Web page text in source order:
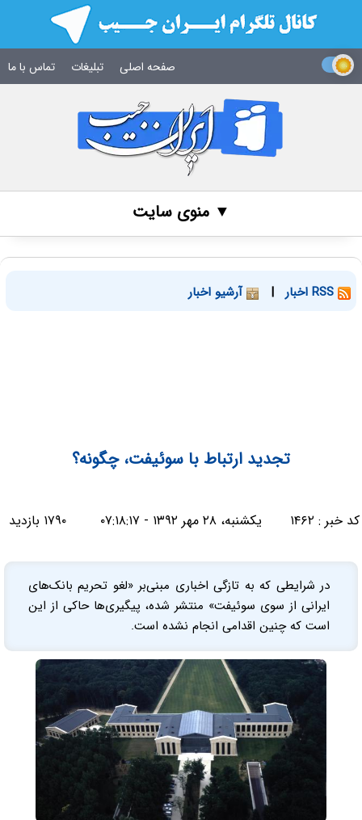
صفحه اصلی تبلیغات تماس با ما
▼ منوی سایت
| آرشیو اخبار
تجدید ارتباط با سوئیفت، چگونه؟
کد خبر : ۱۴۶۲ یکشنبه، ۲۸ مهر ۱۳۹۲ - ۰۷:۱۸:۱۷ ۱۷۹۰ بازدید
در شرایطی که به تازگی اخباری مبنی‌بر «لغو تحریم بانک‌های
ایرانی از سوی سوئیفت» منتشر شده، پیگیری‌ها حاکی از این
است که چنین اقدامی انجام نشده است.